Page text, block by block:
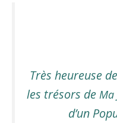
Très heureuse
les trésors de Ma
d’un